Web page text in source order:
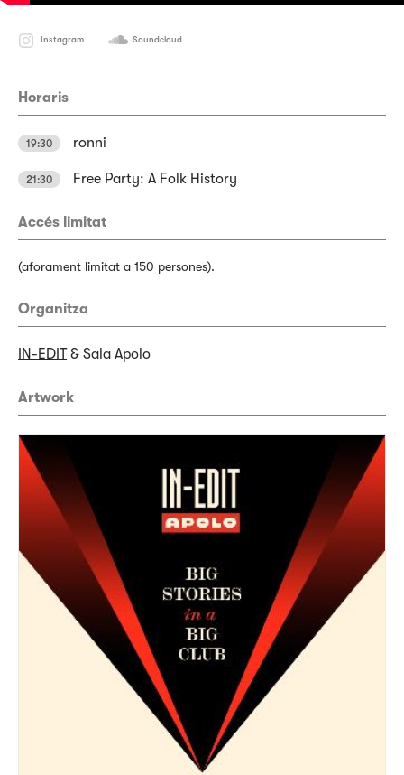
Instagram Soundcloud
Horaris
19:30 ronni
21:30 Free Party: A Folk History
Accés limitat
(aforament limitat a 150 persones).
Organitza
IN-EDIT& Sala Apolo
Artwork